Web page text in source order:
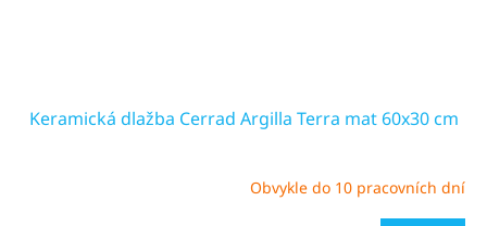
Keramická dlažba Cerrad Argilla Terra mat 60x30 cm
Obvykle do 10 pracovních dní